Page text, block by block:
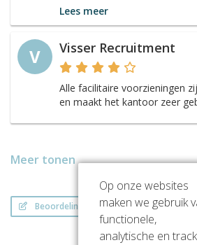
Lees meer
V Visser Recruitment
Alle facilitaire voorzieningen
en maakt het kantoor zeer
Meer tonen
Beoordeling schrijven
Op onze websites
maken we gebruik
functionele,
analytische en